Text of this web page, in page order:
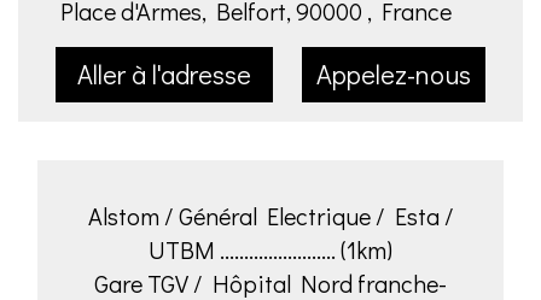
Place d'Armes, Belfort, 90000 , France
Aller à l'adresse Appelez-nous
Alstom / Général Electrique / Esta /
UTBM ........................ (1km)
Gare TGV / Hôpital Nord franche-